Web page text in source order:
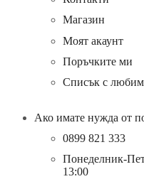
Магазин
Моят акаунт
Поръчките ми
Списък с
Ако имате нужда от
0899 821 333
Понеделник-
13:00